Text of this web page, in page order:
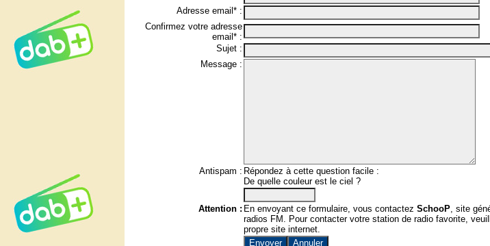
Adresse email* :
Confirmez votre adresse
email* :
Sujet :
Message :
Antispam : Répondez à cette question facile :
De quelle couleur est le ciel ?
Attention : En envoyant ce formulaire, vous contactez SchooP, site
radios FM. Pour contacter votre station de radio favorite,
propre site internet.